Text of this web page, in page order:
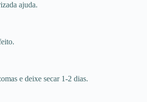
ajuda.
e deixe secar 1-2 dias.